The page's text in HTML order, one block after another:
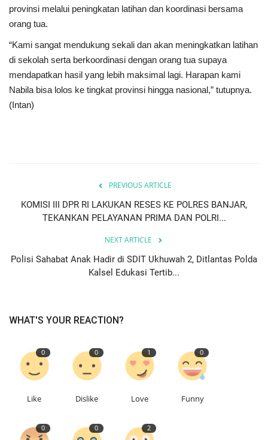
provinsi melalui peningkatan latihan dan koordinasi bersama
orang tua.
“Kami sangat mendukung sekali dan akan meningkatkan latihan
di sekolah serta berkoordinasi dengan orang tua supaya
mendapatkan hasil yang lebih maksimal lagi. Harapan kami
Nabila bisa lolos ke tingkat provinsi hingga nasional,” tutupnya.
(Intan)
PREVIOUS ARTICLE
KOMISI III DPR RI LAKUKAN RESES KE POLRES BANJAR,
TEKANKAN PELAYANAN PRIMA DAN POLRI...
NEXT ARTICLE
Polisi Sahabat Anak Hadir di SDIT Ukhuwah 2, Ditlantas Polda
Kalsel Edukasi Tertib...
WHAT'S YOUR REACTION?
0
Like
0
Dislike
1
Love
0
Funny
0 0 2